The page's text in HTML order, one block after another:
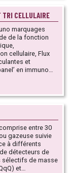
Mesure
de l’énergie
du
hédonique :
aux rongeurs),
à
à
TRI CELLULAIRE
marquages
de la fonction
cellulaire, Flux
et
à l’acquisition
entre 30
gazeuse suivie
à différents
détecteurs de
sélectifs de masse
et